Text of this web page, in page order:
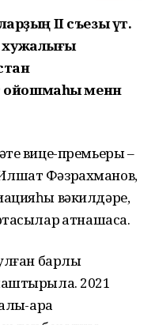
II съезы үтә.
хужалығы
ойошмаһы менән
вице-премьеры –
Фәзрахманов,
вәкилдәре,
ҡатнашасаҡ.
барлыҡ
2021
ара